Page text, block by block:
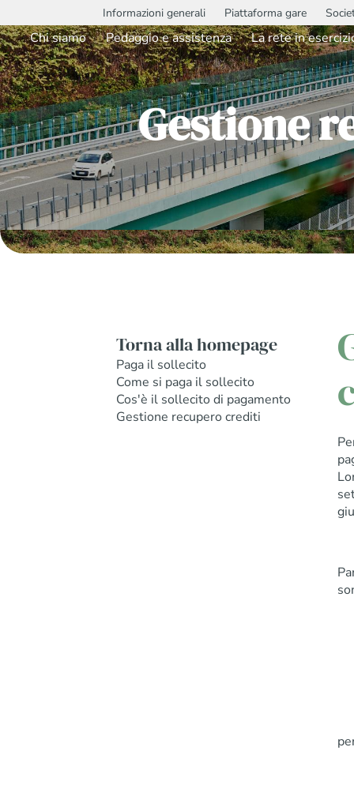
Informazioni generali Piattaforma gare
Chi siamo Pedaggio e assistenza La rete in
Gestione
Torna alla homepage
Paga il sollecito
Come si paga il sollecito
Cos'è il sollecito di pagamento
Gestione recupero crediti